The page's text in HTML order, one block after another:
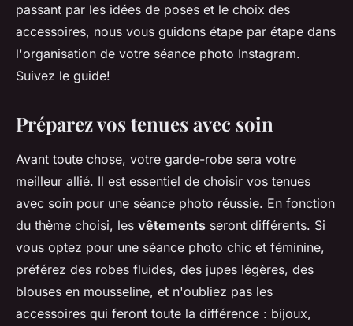
passant par les idées de poses et le choix des
accessoires, nous vous guidons étape par étape dans
l'organisation de votre séance photo Instagram.
Suivez le guide!
Préparez vos tenues avec soin
Avant toute chose, votre garde-robe sera votre
meilleur allié. Il est essentiel de choisir vos tenues
avec soin pour une séance photo réussie. En fonction
du thème choisi, les vêtements seront différents. Si
vous optez pour une séance photo chic et féminine,
préférez des robes fluides, des jupes légères, des
blouses en mousseline, et n'oubliez pas les
accessoires qui feront toute la différence : bijoux,